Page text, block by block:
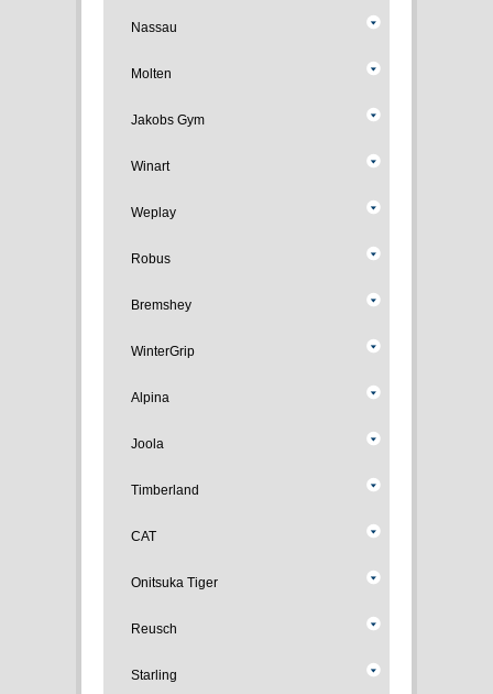
Nassau
Molten
Jakobs Gym
Winart
Weplay
Robus
Bremshey
WinterGrip
Alpina
Joola
Timberland
CAT
Onitsuka Tiger
Reusch
Starling